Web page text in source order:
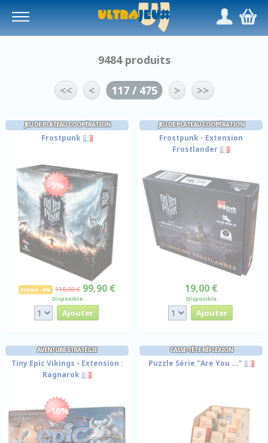
/,
9484 produits
<< < 117 / 475 > >>
JEU DE PLATEAU COOPÉRATION
Frostpunk
-9%
Promo -9% 110,00 € 99,90 €
Disponible
JEU DE PLATEAU COOPÉRATION
Frostpunk - Extension
Frostlander
19,00 €
Disponible
AVENTURE STRATÉGIE
Tiny Epic Vikings - Extension :
Ragnarok
-10%
CASSE-TÊTE RÉFLEXION
Puzzle Série "Are You ..."